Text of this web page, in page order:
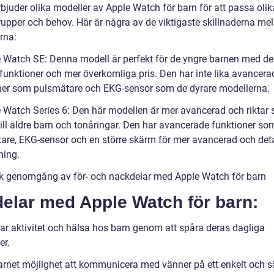
olika modeller av Apple Watch för barn för att passa
och behov. Här är några av de viktigaste skillnaderna
Watch SE: Denna modell är perfekt för de yngre barnen med
och mer överkomliga pris. Den har inte lika
som pulsmätare och EKG-sensor som de dyrare modellerna.
Watch Series 6: Den här modellen är mer avancerad och riktar
äldre barn och tonåringar. Den har avancerade funktioner
EKG-sensor och en större skärm för mer avancerad och
genomgång av för- och nackdelar med Apple Watch för barn
med Apple Watch för barn:
aktivitet och hälsa hos barn genom att spåra deras dagliga
möjlighet att kommunicera med vänner på ett enkelt och